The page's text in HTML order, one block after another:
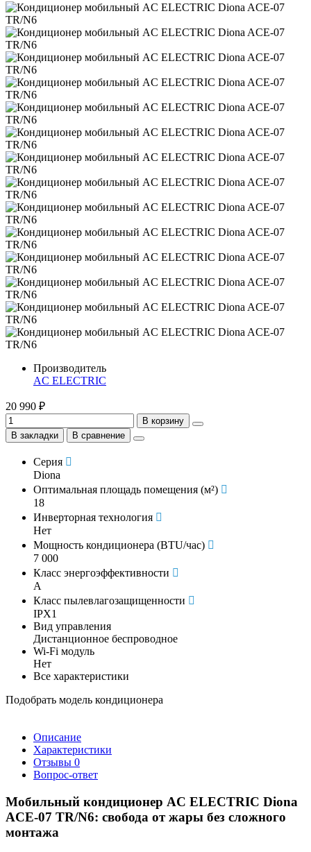
Производитель
AC ELECTRIC
20 990 ₽
В корзину
В закладки
В сравнение
Серия
Diona
Оптимальная площадь помещения (м²)
18
Инверторная технология
Нет
Мощность кондиционера (BTU/час)
7 000
Класс энергоэффективности
A
Класс пылевлагозащищенности
IPX1
Вид управления
Дистанционное беспроводное
Wi-Fi модуль
Нет
Все характеристики
Подобрать модель кондиционера
Описание
Характеристики
Отзывы 0
Вопрос-ответ
Мобильный кондиционер AC ELECTRIC Diona
ACE-07 TR/N6: свобода от жары без сложного
монтажа